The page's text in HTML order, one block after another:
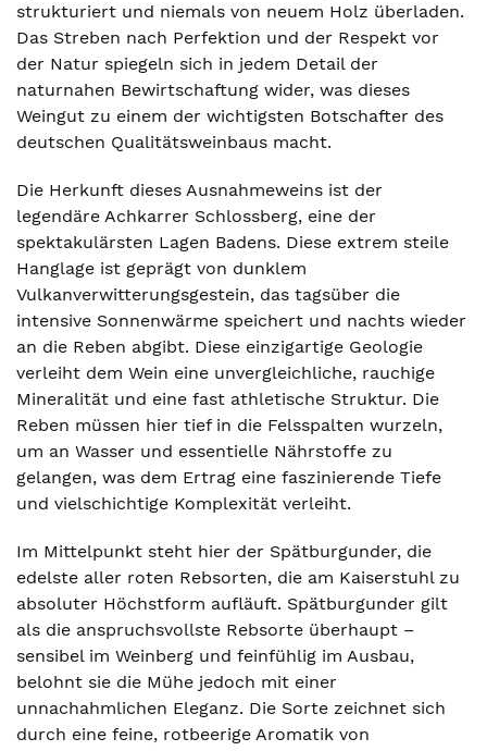
strukturiert und niemals von neuem Holz überladen.
Das Streben nach Perfektion und der Respekt vor
der Natur spiegeln sich in jedem Detail der
naturnahen Bewirtschaftung wider, was dieses
Weingut zu einem der wichtigsten Botschafter des
deutschen Qualitätsweinbaus macht.
Die Herkunft dieses Ausnahmeweins ist der
legendäre Achkarrer Schlossberg, eine der
spektakulärsten Lagen Badens. Diese extrem steile
Hanglage ist geprägt von dunklem
Vulkanverwitterungsgestein, das tagsüber die
intensive Sonnenwärme speichert und nachts wieder
an die Reben abgibt. Diese einzigartige Geologie
verleiht dem Wein eine unvergleichliche, rauchige
Mineralität und eine fast athletische Struktur. Die
Reben müssen hier tief in die Felsspalten wurzeln,
um an Wasser und essentielle Nährstoffe zu
gelangen, was dem Ertrag eine faszinierende Tiefe
und vielschichtige Komplexität verleiht.
Im Mittelpunkt steht hier der Spätburgunder, die
edelste aller roten Rebsorten, die am Kaiserstuhl zu
absoluter Höchstform aufläuft. Spätburgunder gilt
als die anspruchsvollste Rebsorte überhaupt –
sensibel im Weinberg und feinfühlig im Ausbau,
belohnt sie die Mühe jedoch mit einer
unnachahmlichen Eleganz. Die Sorte zeichnet sich
durch eine feine, rotbeerige Aromatik von